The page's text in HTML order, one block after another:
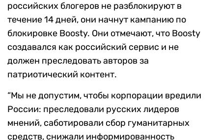
российских блогеров не разблокируют в
течение 14 дней, они начнут кампанию по
блокировке Boosty. Они отмечают, что Boosty
создавался как российский сервис и не
должен преследовать авторов за
патриотический контент.
“Мы не допустим, чтобы корпорации вредили
России: преследовали русских лидеров
мнений, саботировали сбор гуманитарных
средств, снижали информированность